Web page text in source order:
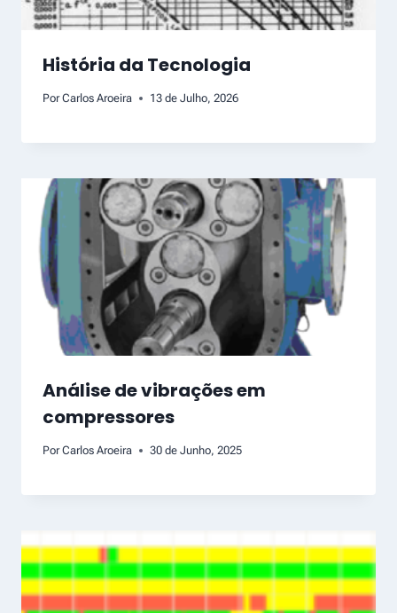
História da Tecnologia
Por Carlos Aroeira 13 de Julho, 2026
Análise de vibrações em
compressores
Por Carlos Aroeira 30 de Junho, 2025